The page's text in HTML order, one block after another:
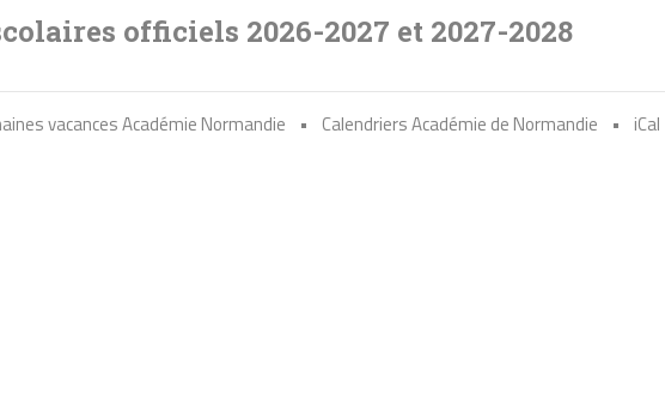
officiels 2026-2027 et 2027-2028
vacances Académie Normandie • Calendriers Académie de Normandie • iCal